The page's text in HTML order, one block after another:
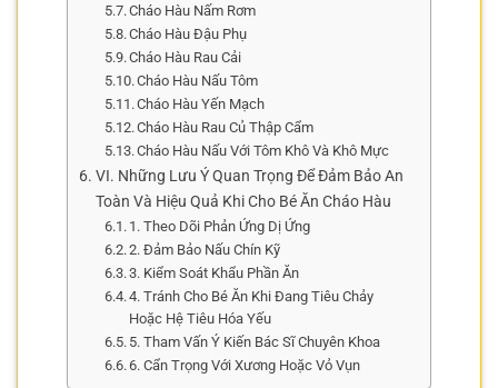
Cháo Hàu Nấm Rơm
Cháo Hàu Đậu Phụ
Cháo Hàu Rau Cải
Cháo Hàu Nấu Tôm
Cháo Hàu Yến Mạch
Cháo Hàu Rau Củ Thập Cẩm
Cháo Hàu Nấu Với Tôm Khô Và Khô Mực
VI. Những Lưu Ý Quan Trọng Để Đảm Bảo An
Toàn Và Hiệu Quả Khi Cho Bé Ăn Cháo Hàu
1. Theo Dõi Phản Ứng Dị Ứng
2. Đảm Bảo Nấu Chín Kỹ
3. Kiểm Soát Khẩu Phần Ăn
4. Tránh Cho Bé Ăn Khi Đang Tiêu Chảy
Hoặc Hệ Tiêu Hóa Yếu
5. Tham Vấn Ý Kiến Bác Sĩ Chuyên Khoa
6. Cẩn Trọng Với Xương Hoặc Vỏ Vụn